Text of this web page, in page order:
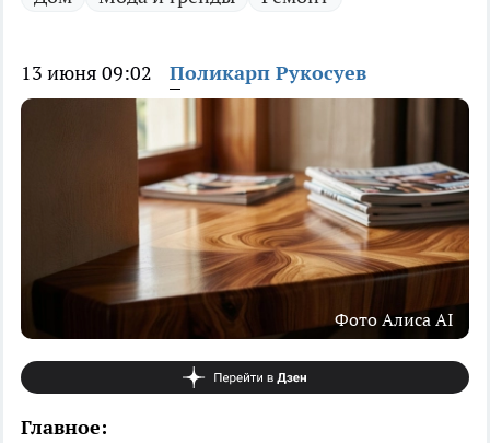
13 июня 09:02 Поликарп Рукосуев
Фото Алиса AI
Главное: